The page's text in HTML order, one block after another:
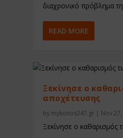
διαχρονικό πρόβλημα
READ MORE
Ξεκίνησε ο
αποχέτευσης
by mykonos247.gr | Nov
Ξεκίνησε ο καθαρισμός